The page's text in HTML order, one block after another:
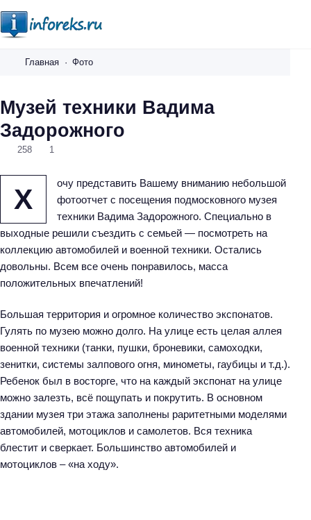
r
e
.
Главная Фото
Музей техники Вадима
Задорожного
258 1
Х
очу представить Вашему вниманию небольшой
фотоотчет с посещения подмосковного музея
техники Вадима Задорожного. Специально в
выходные решили съездить с семьей — посмотреть на
коллекцию автомобилей и военной техники. Остались
довольны. Всем все очень понравилось, масса
положительных впечатлений!
Большая территория и огромное количество экспонатов.
Гулять по музею можно долго. На улице есть целая аллея
военной техники (танки, пушки, броневики, самоходки,
зенитки, системы залпового огня, минометы, гаубицы и т.д.).
Ребенок был в восторге, что на каждый экспонат на улице
можно залезть, всё пощупать и покрутить. В основном
здании музея три этажа заполнены раритетными моделями
автомобилей, мотоциклов и самолетов. Вся техника
блестит и сверкает. Большинство автомобилей и
мотоциклов – «на ходу».